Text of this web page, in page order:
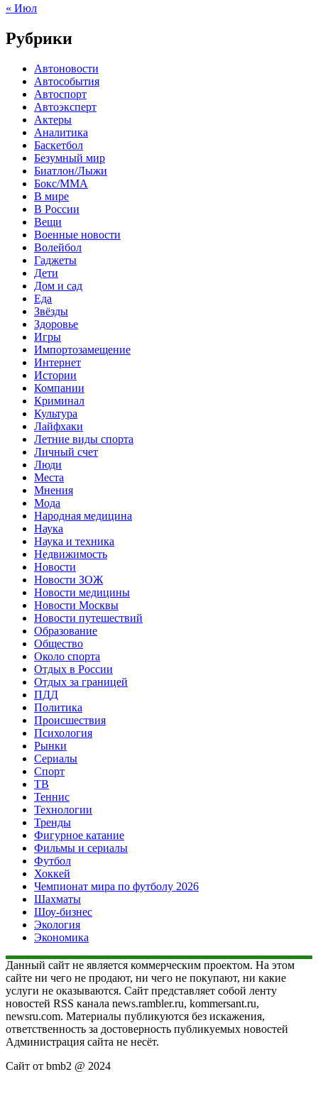
« Июл
Рубрики
Автоновости
Автособытия
Автоспорт
Автоэксперт
Актеры
Аналитика
Баскетбол
Безумный мир
Биатлон/Лыжи
Бокс/MMA
В мире
В России
Вещи
Военные новости
Волейбол
Гаджеты
Дети
Дом и сад
Еда
Звёзды
Здоровье
Игры
Импортозамещение
Интернет
Истории
Компании
Криминал
Культура
Лайфхаки
Летние виды спорта
Личный счет
Люди
Места
Мнения
Мода
Народная медицина
Наука
Наука и техника
Недвижимость
Новости
Новости ЗОЖ
Новости медицины
Новости Москвы
Новости путешествий
Образование
Общество
Около спорта
Отдых в России
Отдых за границей
ПДД
Политика
Происшествия
Психология
Рынки
Сериалы
Спорт
ТВ
Теннис
Технологии
Тренды
Фигурное катание
Фильмы и сериалы
Футбол
Хоккей
Чемпионат мира по футболу 2026
Шахматы
Шоу-бизнес
Экология
Экономика
Данный сайт не является коммерческим проектом. На этом
сайте ни чего не продают, ни чего не покупают, ни какие
услуги не оказываются. Сайт представляет собой ленту
новостей RSS канала news.rambler.ru, kommersant.ru,
newsru.com. Материалы публикуются без искажения,
ответственность за достоверность публикуемых новостей
Администрация сайта не несёт.
Сайт от bmb2 @ 2024